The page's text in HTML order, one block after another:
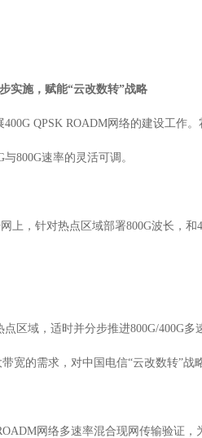
实施，赋能“云改数转”战略
QPSK ROADM网络的建设工作
800G速率的灵活可调。
上，针对热点区域部署800G波长，
区域，适时并分步推进800G/400G
的需求，对中国电信“云改数转”战
网络多速率混合现网传输验证